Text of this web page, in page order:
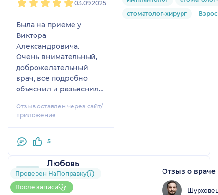
03.09.2025
Была на приеме у
Виктора
Александровича.
Очень внимательный,
доброжелательный
врач, все подробно
объяснил и разъяснил
У меня остались очень
приятные впечатления
Рекомендую Виктора
высококвалифицирован
ного специалиста.
Отзыв оставлен через сайт/
приложение
5
стоматолог-хирург
Любовь
1 отзыв
Больше 10 записей через
НаПоправку
Проверен НаПоправку
После записи
Отзыв о враче